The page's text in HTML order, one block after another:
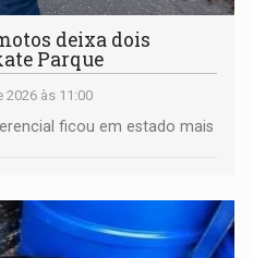
deixa dois
Parque
às 11:00
ficou em estado mais